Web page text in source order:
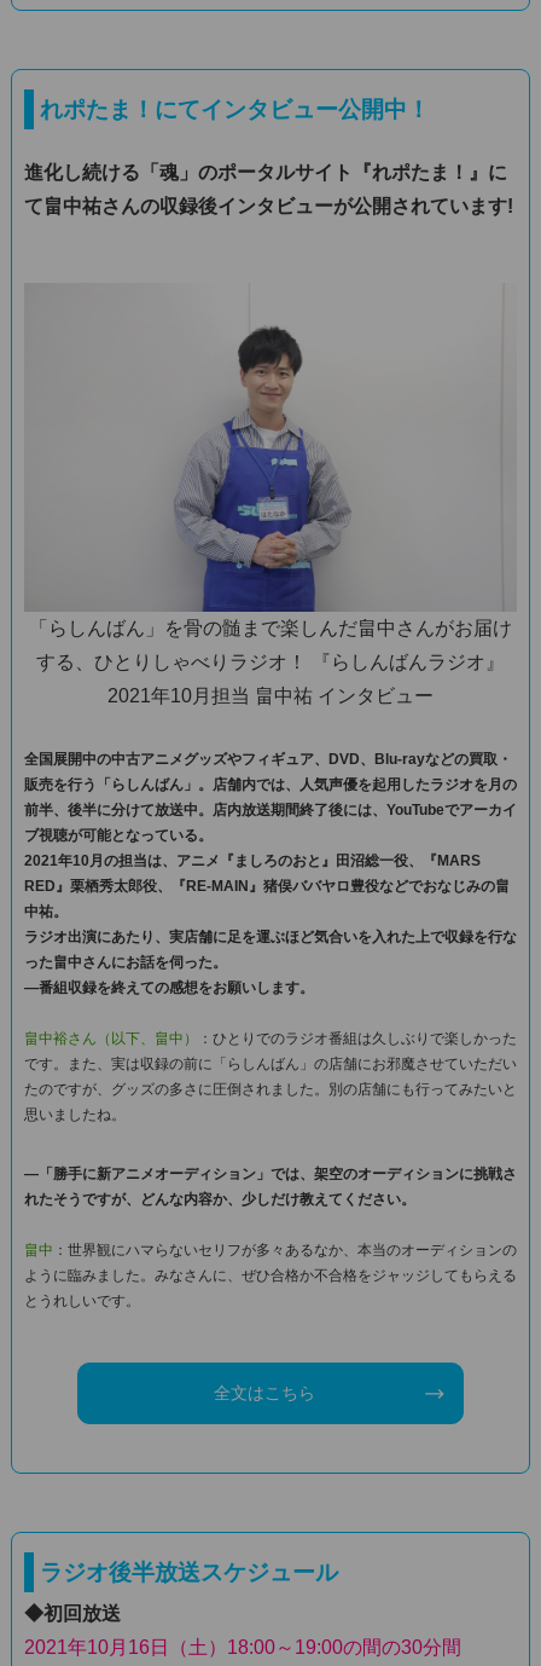
れポたま！にてインタビュー公開中！
進化し続ける「魂」のポータルサイト『れポたま！』に
て畠中祐さんの収録後インタビューが公開されています!
「らしんばん」を骨の髄まで楽しんだ畠中さんがお届け
する、ひとりしゃべりラジオ！ 『らしんばんラジオ』
2021年10月担当 畠中祐 インタビュー
全国展開中の中古アニメグッズやフィギュア、DVD、Blu-rayなどの買取・
販売を行う「らしんばん」。店舗内では、人気声優を起用したラジオを月の
前半、後半に分けて放送中。店内放送期間終了後には、YouTubeでアーカイ
ブ視聴が可能となっている。
2021年10月の担当は、アニメ『ましろのおと』田沼総一役、『MARS
RED』栗栖秀太郎役、『RE-MAIN』猪俣ババヤロ豊役などでおなじみの畠
中祐。
ラジオ出演にあたり、実店舗に足を運ぶほど気合いを入れた上で収録を行な
った畠中さんにお話を伺った。
―番組収録を終えての感想をお願いします。
畠中裕さん（以下、畠中）
：ひとりでのラジオ番組は久しぶりで楽しかった
です。また、実は収録の前に「らしんばん」の店舗にお邪魔させていただい
たのですが、グッズの多さに圧倒されました。別の店舗にも行ってみたいと
思いましたね。
―「勝手に新アニメオーディション」では、架空のオーディションに挑戦さ
れたそうですが、どんな内容か、少しだけ教えてください。
畠中 ：世界観にハマらないセリフが多々あるなか、本当のオーディションの
ように臨みました。みなさんに、ぜひ合格か不合格をジャッジしてもらえる
とうれしいです。
全文はこちら
ラジオ後半放送スケジュール
◆初回放送
2021年10月16日（土）18:00～19:00の間の30分間